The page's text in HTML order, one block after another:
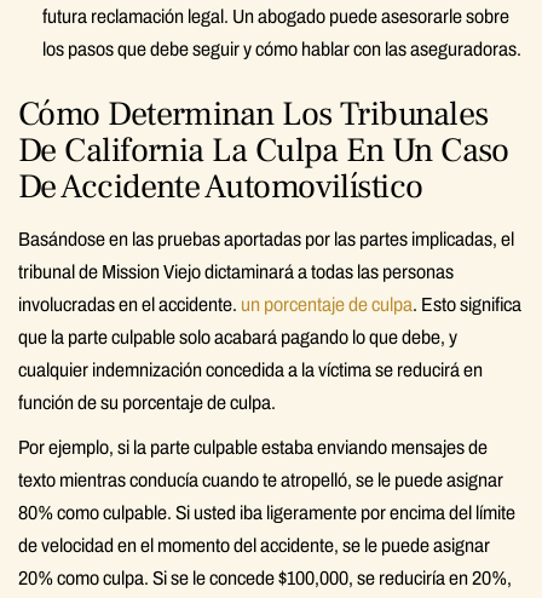
futura reclamación legal. Un abogado puede asesorarle sobre
los pasos que debe seguir y cómo hablar con las aseguradoras.
Cómo Determinan Los Tribunales
De California La Culpa En Un Caso
De Accidente Automovilístico
Basándose en las pruebas aportadas por las partes implicadas, el
tribunal de Mission Viejo dictaminará a todas las personas
involucradas en el accidente. un porcentaje de culpa. Esto significa
que la parte culpable solo acabará pagando lo que debe, y
cualquier indemnización concedida a la víctima se reducirá en
función de su porcentaje de culpa.
Por ejemplo, si la parte culpable estaba enviando mensajes de
texto mientras conducía cuando te atropelló, se le puede asignar
80% como culpable. Si usted iba ligeramente por encima del límite
de velocidad en el momento del accidente, se le puede asignar
20% como culpa. Si se le concede $100,000, se reduciría en 20%,